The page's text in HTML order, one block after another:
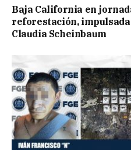
Baja California en
reforestación,
Claudia Scheinbaum